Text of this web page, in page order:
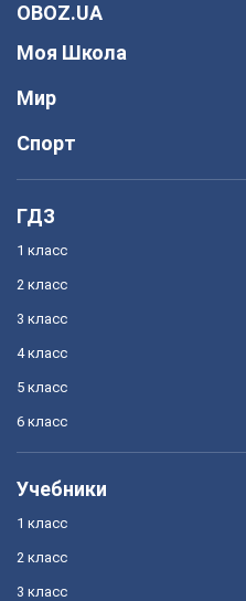
OBOZ.UA
Моя Школа
Мир
Спорт
ГДЗ
1 класс
2 класс
3 класс
4 класс
5 класс
6 класс
Учебники
1 класс
2 класс
3 класс